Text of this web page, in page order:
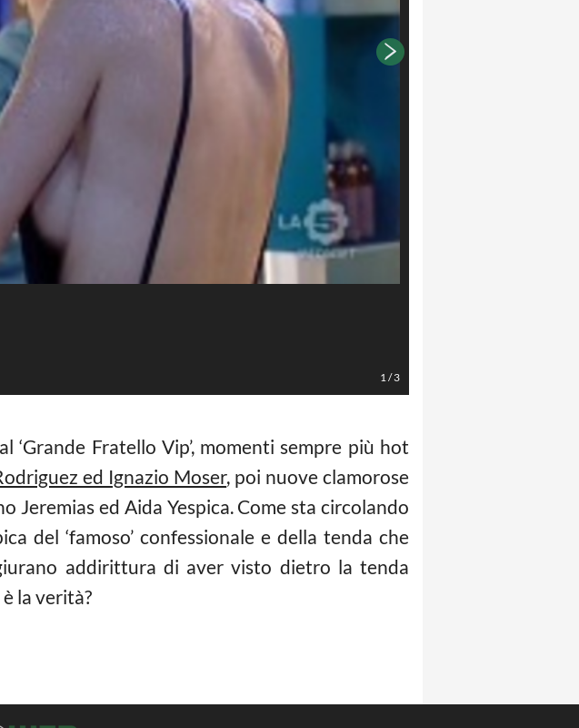
1/3
‘Grande Fratello Vip’, momenti sempre più hot
ed Ignazio Moser, poi nuove clamorose
Jeremias ed Aida Yespica. Come sta circolando
del ‘famoso’ confessionale e della tenda che
addirittura di aver visto dietro la tenda
la verità?